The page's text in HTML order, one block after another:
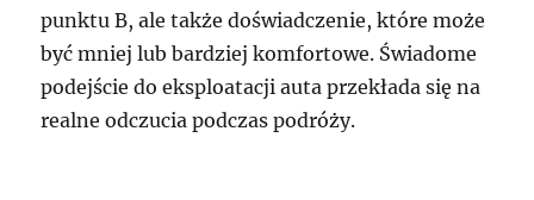
punktu B, ale także doświadczenie, które może
być mniej lub bardziej komfortowe. Świadome
podejście do eksploatacji auta przekłada się na
realne odczucia podczas podróży.